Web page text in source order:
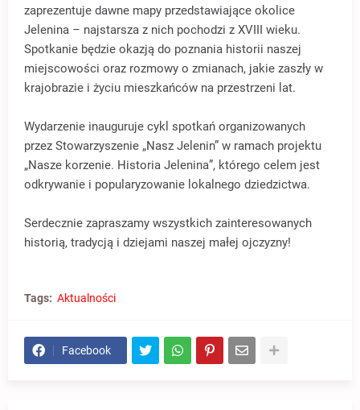
zaprezentuje dawne mapy przedstawiające okolice
Jelenina – najstarsza z nich pochodzi z XVIII wieku.
Spotkanie będzie okazją do poznania historii naszej
miejscowości oraz rozmowy o zmianach, jakie zaszły w
krajobrazie i życiu mieszkańców na przestrzeni lat.
Wydarzenie inauguruje cykl spotkań organizowanych
przez Stowarzyszenie „Nasz Jelenin” w ramach projektu
„Nasze korzenie. Historia Jelenina”, którego celem jest
odkrywanie i popularyzowanie lokalnego dziedzictwa.
Serdecznie zapraszamy wszystkich zainteresowanych
historią, tradycją i dziejami naszej małej ojczyzny!
Tags: Aktualności
Facebook